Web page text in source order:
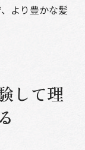
より豊かな髪
して理